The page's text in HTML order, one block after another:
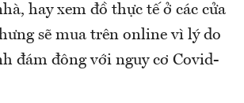
hay xem đồ thực tế ở các cửa
sẽ mua trên online vì lý do
đám đông với nguy cơ Covid-